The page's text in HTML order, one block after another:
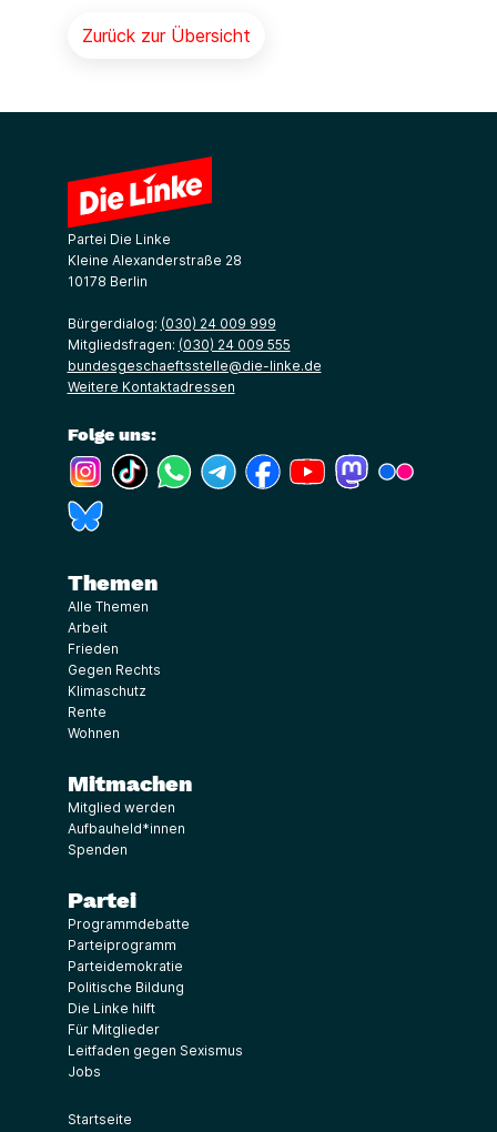
Zurück zur Übersicht
Partei Die Linke
Kleine Alexanderstraße 28
10178 Berlin
Bürgerdialog: (030) 24 009 999
Mitgliedsfragen: (030) 24 009 555
bundesgeschaeftsstelle@die-linke.de
Weitere Kontaktadressen
Folge uns:
(Link öffnet ein neues Fenster)
(Link öffnet ein neues Fenster)
(Link öffnet ein neues Fenster)
(Link öffnet ein neues Fenster)
(Link öffnet ein neues Fenster)
(Link öffnet ein neues
(Link öffnet ein
Themen
Alle Themen
Arbeit
Frieden
Gegen Rechts
Klimaschutz
Rente
Wohnen
Mitmachen
Mitglied werden
Aufbauheld*innen
Spenden
Partei
Programmdebatte
Parteiprogramm
Parteidemokratie
Politische Bildung
Die Linke hilft
Für Mitglieder
Leitfaden gegen Sexismus
Jobs
Startseite